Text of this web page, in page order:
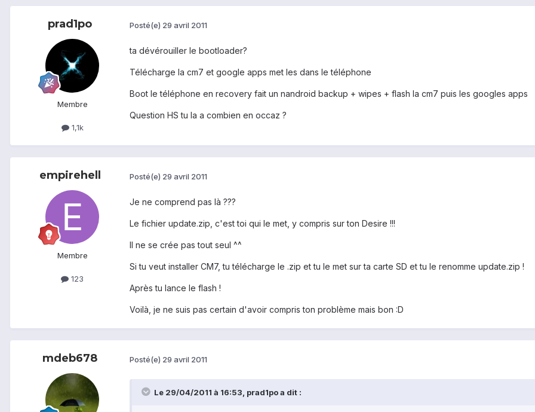
prad1po
Membre
1,1k
Posté(e) 29 avril 2011
ta dévérouiller le bootloader?
Télécharge la cm7 et google apps met les dans le téléphone
Boot le téléphone en recovery fait un nandroid backup + wipes + flash la cm7 puis les googles apps
Question HS tu la a combien en occaz ?
empirehell
Membre
123
Posté(e) 29 avril 2011
Je ne comprend pas là ???
Le fichier update.zip, c'est toi qui le met, y compris sur ton Desire !!!
Il ne se crée pas tout seul ^^
Si tu veut installer CM7, tu télécharge le .zip et tu le met sur ta carte SD et tu le renomme update.zip !
Après tu lance le flash !
Voilà, je ne suis pas certain d'avoir compris ton problème mais bon :D
mdeb678 Posté(e) 29 avril 2011
Le 29/04/2011 à 16:53, prad1po a dit :